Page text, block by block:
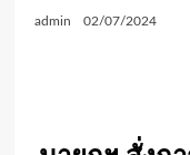
admin 02/07/2024